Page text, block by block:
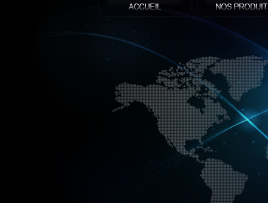
Objet publicitaire led
éclairage blanc led
Enseigne publicitaire
Fabriquant et distributeur français
gamme à base de LED.
led, Topledworld, top led world, top
économie énergie, edf, lumière,